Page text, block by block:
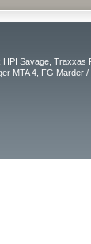
Savage,
MTA 4, FG Marder